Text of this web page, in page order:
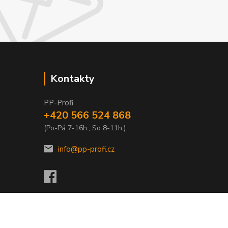
Kontakty
PP-Profi
+420 566 524 868
(Po-Pá 7-16h., So 8-11h.)
info@pp-profi.cz